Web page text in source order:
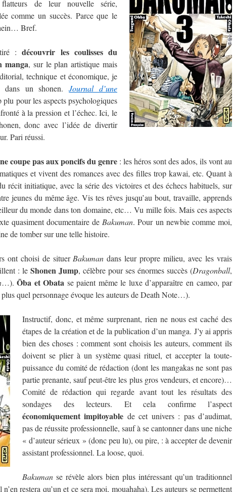
de leur nouvelle série,
comme un succès. Parce que le
Bref.
:découvrir les coulisses du
manga, sur le plan artistique mais
technique et économique, je
dans un shonen.Journal d’une
plu pour les aspects psychologiques
à la pression et l’échec. Ici, le
donc avec l’idée de divertir
Pari réussi.
coupe pas aux poncifs du genre : les héros sont des ados, ils vont au
et vivent des romances avec des filles trop kawai, etc. Quant à
récit initiatique, avec la série des victoires et des échecs habituels, sur
jeunes du même âge. Vis tes rêves jusqu’au bout, travaille, apprends
du monde dans ton domaine, etc… Vu mille fois. Mais ces aspects
quasiment documentaire de Bakuman. Pour un newbie comme moi,
de tomber sur une telle histoire.
ont choisi de situer Bakuman dans leur propre milieu, avec les vrais
: le Shonen Jump, célèbre pour ses énormes succès (Dragonball,
…).Ōba et Obata se paient même le luxe d’apparaître en cameo, par
quel personnage évoque les auteurs de Death Note…).
Instructif, donc, et même surprenant, rien ne nous est caché des
étapes de la création et de la publication d’un manga. J’y ai appris
bien des choses : comment sont choisis les auteurs, comment ils
doivent se plier à un système quasi rituel, et accepter la toute-
puissance du comité de rédaction (dont les mangakas ne sont pas
partie prenante, sauf peut-être les plus gros vendeurs, et encore)…
Comité de rédaction qui regarde avant tout les résultats des
sondages des lecteurs. Et cela confirme l’aspect
économiquement impitoyable de cet univers : pas d’audimat,
pas de réussite professionnelle, sauf à se cantonner dans une niche
« d’auteur sérieux » (donc peu lu), ou pire, : à accepter de devenir
assistant professionnel. La loose, quoi.
Bakuman se révèle alors bien plus intéressant qu’un traditionnel
restera qu’un et ce sera moi, mouahaha). Les auteurs se permettent